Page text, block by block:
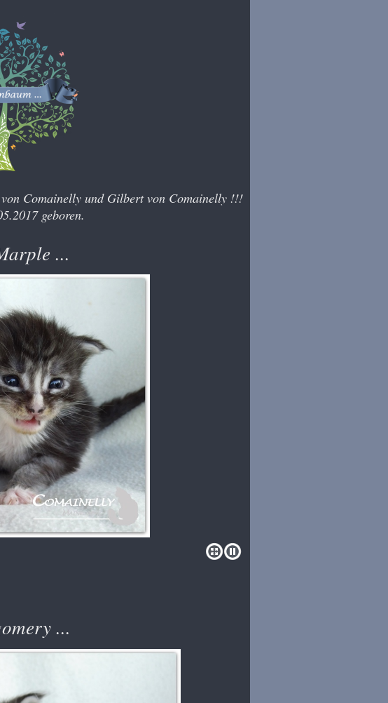
Comainelly und Gilbert von Comainelly !!!
geboren.
...
...